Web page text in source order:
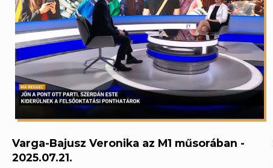
Varga-Bajusz Veronika az M1 műsorában -
2025.07.21.